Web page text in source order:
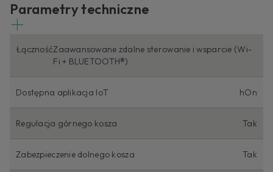
Parametry techniczne
ŁącznośćZaawansowane zdalne sterowanie i wsparcie (Wi-
Fi + BLUETOOTH®)
Dostępna aplikacja IoT hOn
Regulacja górnego kosza Tak
Zabezpieczenie dolnego kosza Tak